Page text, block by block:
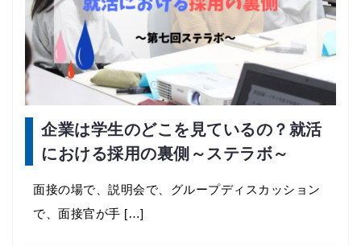
企業は学生のどこを見ているの？就活
における採用の裏側～ステラボ～
面接の場で、説明会で、グループディスカッション
で、面接官が手 […]